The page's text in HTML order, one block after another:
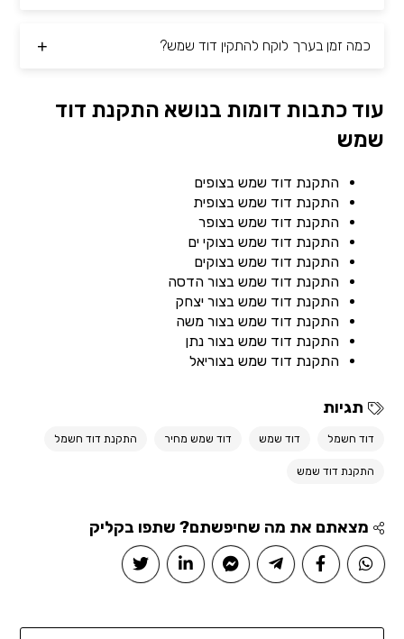
כמה זמן בערך לוקח להתקין דוד שמש?
עוד כתבות דומות בנושא התקנת דוד
שמש
התקנת דוד שמש בצופים
התקנת דוד שמש בצופית
התקנת דוד שמש בצופר
התקנת דוד שמש בצוקי ים
התקנת דוד שמש בצוקים
התקנת דוד שמש בצור הדסה
התקנת דוד שמש בצור יצחק
התקנת דוד שמש בצור משה
התקנת דוד שמש בצור נתן
התקנת דוד שמש בצוריאל
תגיות
דוד חשמל דוד שמש דוד שמש מחיר התקנת דוד חשמל
התקנת דוד שמש
מצאתם את מה שחיפשתם? שתפו בקליק